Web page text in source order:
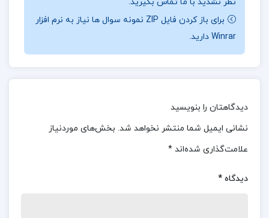
تجاری جهانی، از جمله تأثیرات فرهنگ و سیاست‌های
تجاری، در آن مورد تحلیل قرار می‌گیرد.
سالار:
فصل اول : مبانی بازرگانی بین الملل و جهانی شدن
فصل دوم : نظریه های بازرگانی بین الملل
فصل سوم : استراتژی های بازرگانی بین الملل
برای باز کردن فایل ZIP نمونه سوال ها نیاز به نرم افزار
Winrar دارید.
دیدگاهتان را بنویسید
نشانی ایمیل شما منتشر نخواهد شد. بخش‌های موردنیاز
علامت‌گذاری شده‌اند *
دیدگاه *